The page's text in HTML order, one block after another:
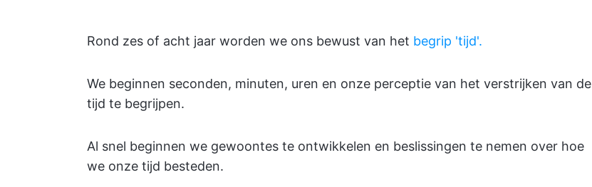
Rond zes of acht jaar worden we ons bewust van het begrip 'tijd'.
We beginnen seconden, minuten, uren en onze perceptie van het verstrijken van de
tijd te begrijpen.
Al snel beginnen we gewoontes te ontwikkelen en beslissingen te nemen over hoe
we onze tijd besteden.